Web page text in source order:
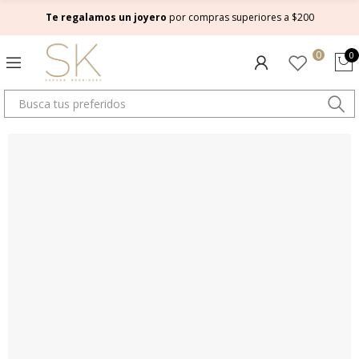
Te regalamos un joyero por compras superiores a $200
0 0